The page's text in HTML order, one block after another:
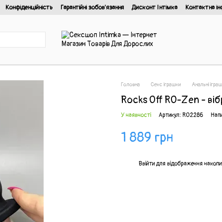
Конфіденційність Гарантійні зобов'язання Дисконт Інтімка Контактна
Головна Секс іграшки Анальні
Rocks Off RO-Zen -
У наявності Артикул: RO2286
1 889 грн
Ввійти для відображення